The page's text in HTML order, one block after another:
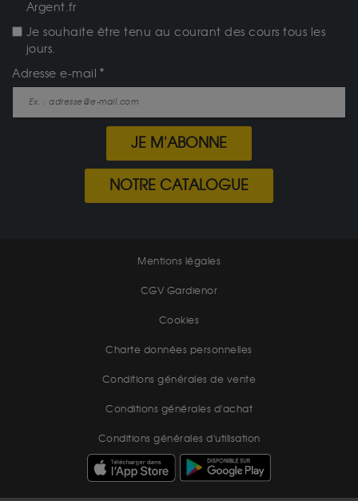
Argent.fr
Je souhaite être tenu au courant des cours tous les
jours.
Adresse e-mail
JE M'ABONNE
NOTRE CATALOGUE
Mentions légales
CGV Gardienor
Cookies
Charte données personnelles
Conditions générales de vente
Conditions générales d'achat
Conditions générales d'utilisation